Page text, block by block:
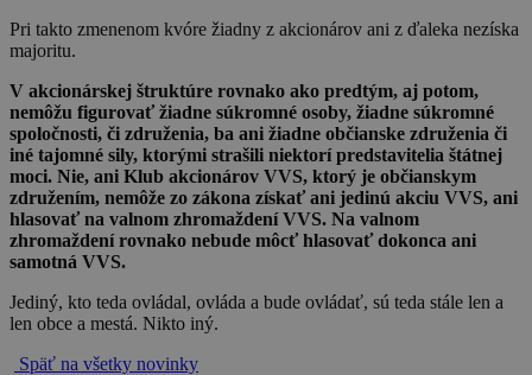
Pri takto zmenenom kvóre žiadny z akcionárov ani z ďaleka nezíska
majoritu.
V akcionárskej štruktúre rovnako ako predtým, aj potom,
nemôžu figurovať žiadne súkromné osoby, žiadne súkromné
spoločnosti, či združenia, ba ani žiadne občianske združenia či
iné tajomné sily, ktorými strašili niektorí predstavitelia štátnej
moci. Nie, ani Klub akcionárov VVS, ktorý je občianskym
združením, nemôže zo zákona získať ani jedinú akciu VVS, ani
hlasovať na valnom zhromaždení VVS. Na valnom
zhromaždení rovnako nebude môcť hlasovať dokonca ani
samotná VVS.
Jediný, kto teda ovládal, ovláda a bude ovládať, sú teda stále len a
len obce a mestá. Nikto iný.
Späť na všetky novinky